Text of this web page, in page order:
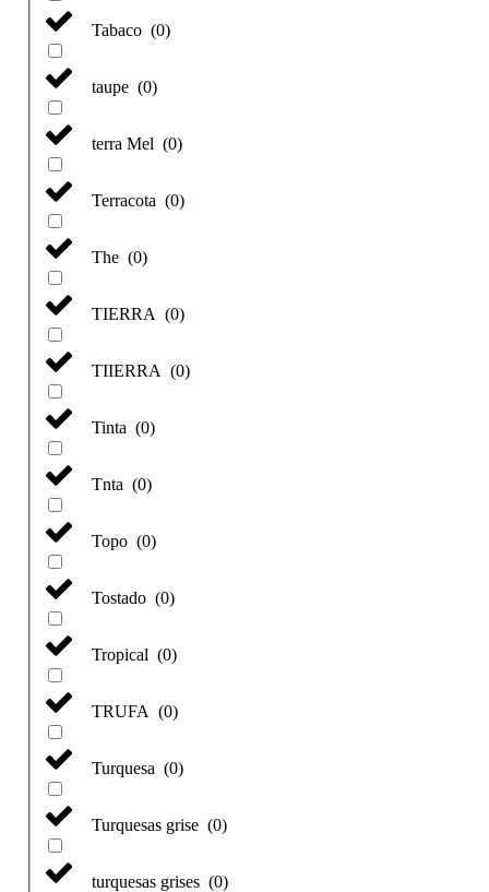
Tabaco (0)
taupe (0)
terra Mel (0)
Terracota (0)
The (0)
TIERRA (0)
TIIERRA (0)
Tinta (0)
Tnta (0)
Topo (0)
Tostado (0)
Tropical (0)
TRUFA (0)
Turquesa (0)
Turquesas grise (0)
turquesas grises (0)